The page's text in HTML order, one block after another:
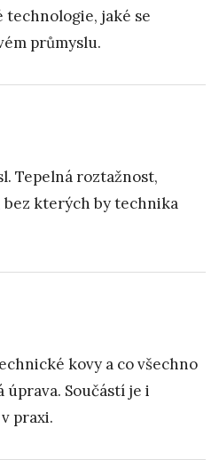
technologie, jaké se
průmyslu.
Tepelná roztažnost,
bez kterých by technika
kovy a co všechno
Součástí je i
praxi.